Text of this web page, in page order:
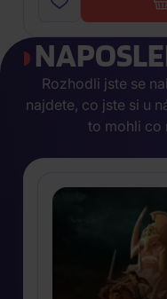
Rozhodli jste se
najdete, co jste si u
to mohli co